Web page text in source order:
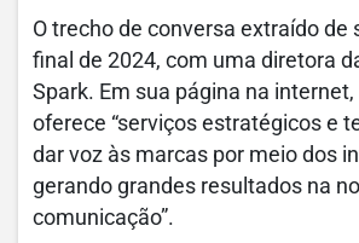
O trecho de conversa extraído de
final de 2024, com uma diretora
Spark. Em sua página na
oferece “serviços estratégicos e
dar voz às marcas por meio dos
gerando grandes resultados na
comunicação”.